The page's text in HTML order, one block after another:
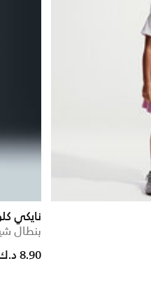
نايكي
بنطال
Price reduced from
8.90 د.ك